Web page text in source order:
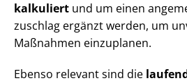
kalkuliert und um einen
zu­schlag ergänzt werden, um
Maßnahmen einzuplanen.
Ebenso relevant sind die